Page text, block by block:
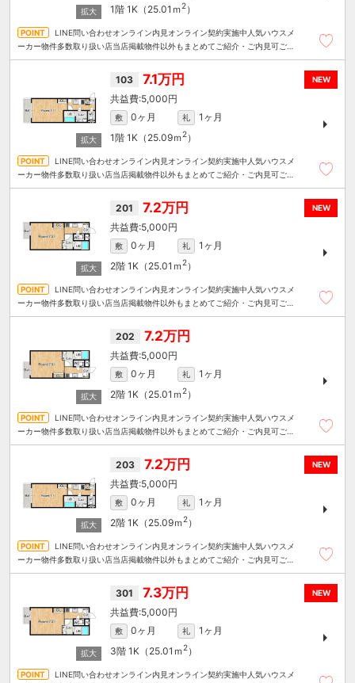
1階 1K（25.01ｍ 2）
LINE問い合わせオンライン内見オンライン契約実施中人気ハウスメ
ーカー物件多数取り扱い店当店掲載物件以外もまとめてご紹介・ご内見可ご予
NEW
103 7.1万円
5,000円
敷 0ヶ月 礼
1ヶ月
1階 1K（25.09ｍ 2）
LINE問い合わせオンライン内見オンライン契約実施中人気ハウスメ
ーカー物件多数取り扱い店当店掲載物件以外もまとめてご紹介・ご内見可ご予
NEW
201 7.2万円
5,000円
敷 0ヶ月 礼
1ヶ月
2階 1K（25.01ｍ 2）
LINE問い合わせオンライン内見オンライン契約実施中人気ハウスメ
ーカー物件多数取り扱い店当店掲載物件以外もまとめてご紹介・ご内見可ご予
202 7.2万円
5,000円
敷 0ヶ月 礼
1ヶ月
2階 1K（25.01ｍ 2）
LINE問い合わせオンライン内見オンライン契約実施中人気ハウスメ
ーカー物件多数取り扱い店当店掲載物件以外もまとめてご紹介・ご内見可ご予
NEW
203 7.2万円
5,000円
敷 0ヶ月 礼
1ヶ月
2階 1K（25.09ｍ 2）
LINE問い合わせオンライン内見オンライン契約実施中人気ハウスメ
ーカー物件多数取り扱い店当店掲載物件以外もまとめてご紹介・ご内見可ご予
NEW
301 7.3万円
5,000円
敷 0ヶ月 礼
1ヶ月
3階 1K（25.01ｍ 2）
LINE問い合わせオンライン内見オンライン契約実施中人気ハウスメ